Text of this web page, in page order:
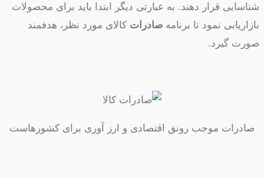
شناسایی قرار دهند. به عبارتی دیگر ابتدا باید برای محصولات
بازاریابی نمود تا برنامه صادرات کالای مورد نظر، هدفمند
صورت گیرد.
صادرات موجب رونق اقتصادی و ارز آوری برای کشورهاست